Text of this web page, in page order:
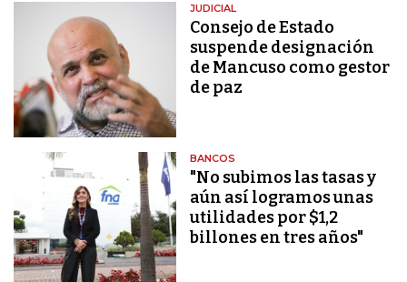
JUDICIAL
Consejo de Estado
suspende designación
de Mancuso como gestor
de paz
BANCOS
"No subimos las tasas y
aún así logramos unas
utilidades por $1,2
billones en tres años"